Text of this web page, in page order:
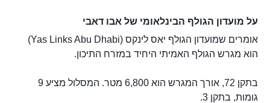
על מועדון הגולף הבינלאומי של אבו דאבי
אומרים שמועדון הגולף יאס לינקס (Yas Links Abu Dhabi)
הוא מגרש הגולף האמיתי היחיד במזרח התיכון.
בתקן 72, אורך המגרש הוא 6,800 מטר. המסלול מציע 9
גומות, בתקן 3.